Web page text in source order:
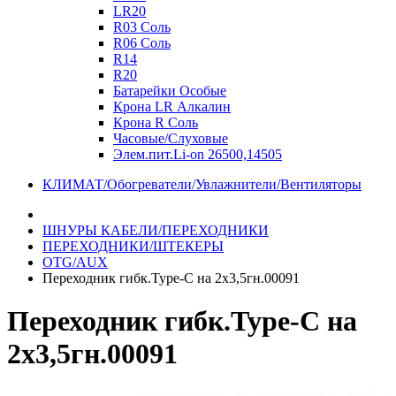
LR20
R03 Соль
R06 Соль
R14
R20
Батарейки Особые
Крона LR Алкалин
Крона R Соль
Часовые/Слуховые
Элем.пит.Li-on 26500,14505
КЛИМАТ/Обогреватели/Увлажнители/Вентиляторы
ШНУРЫ КАБЕЛИ/ПЕРЕХОДНИКИ
ПЕРЕХОДНИКИ/ШТЕКЕРЫ
OTG/AUX
Переходник гибк.Type-C на 2x3,5гн.00091
Переходник гибк.Type-C на
2x3,5гн.00091